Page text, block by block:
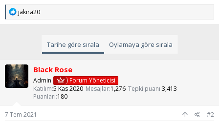
T
p
r
:
jakira20
Tarihe göre sırala Oylamaya göre sırala
Black Rose
Admin
Forum Yöneticisi
Katılım 5 Kas 2020 Mesajlar 1,276 Tepki puanı 3,413
Puanları 180
7 Tem 2021 #2